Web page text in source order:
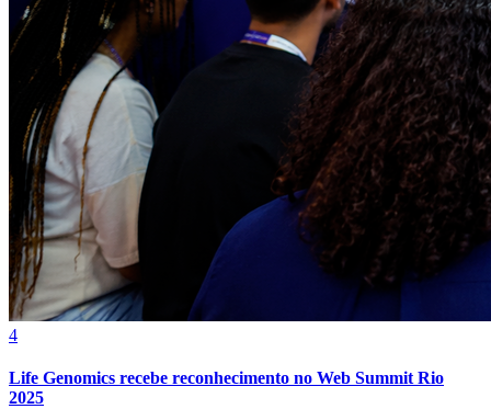
Internacional
4
Life Genomics recebe reconhecimento no Web Summit Rio
2025